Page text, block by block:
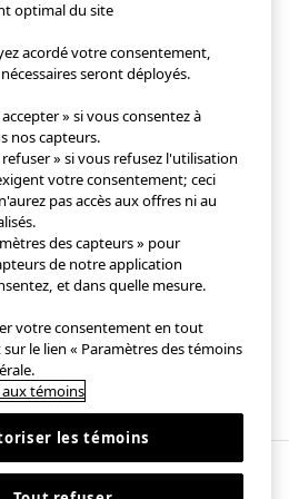
optimal du site
acordé votre consentement,
seront déployés.
» si vous consentez à
nos capteurs.
» si vous refusez l'utilisation
votre consentement; ceci
pas accès aux offres ni au
des capteurs » pour
de notre application
et dans quelle mesure.
votre consentement en tout
le lien « Paramètres des témoins
témoins
les témoins